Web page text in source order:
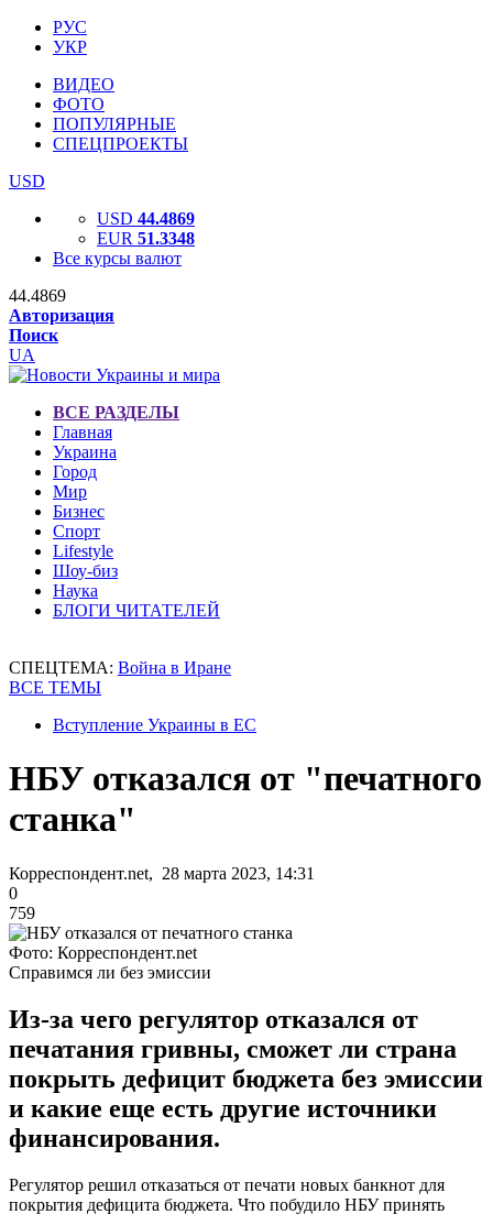
РУС
УКР
ВИДЕО
ФОТО
ПОПУЛЯРНЫЕ
СПЕЦПРОЕКТЫ
USD
USD 44.4869
EUR 51.3348
Все курсы валют
44.4869
Авторизация
Поиск
UA
ВСЕ РАЗДЕЛЫ
Главная
Украина
Город
Мир
Бизнес
Спорт
Lifestyle
Шоу-биз
Наука
БЛОГИ ЧИТАТЕЛЕЙ
СПЕЦТЕМА: Война в Иране
ВСЕ ТЕМЫ
Вступление Украины в ЕС
НБУ отказался от "печатного
станка"
Корреспондент.net, 28 марта 2023, 14:31
0
759
Фото: Корреспондент.net
Справимся ли без эмиссии
Из-за чего регулятор отказался от
печатания гривны, сможет ли страна
покрыть дефицит бюджета без эмиссии
и какие еще есть другие источники
финансирования.
Регулятор решил отказаться от печати новых банкнот для
покрытия дефицита бюджета. Что побудило НБУ принять